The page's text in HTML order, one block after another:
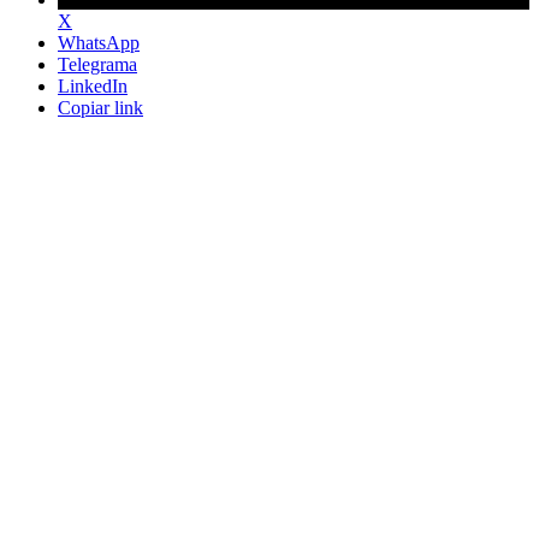
X
WhatsApp
Telegrama
LinkedIn
Copiar link